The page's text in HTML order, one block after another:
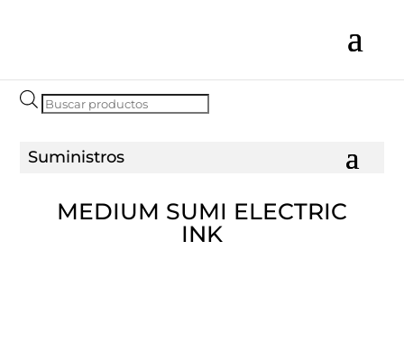
Búsqueda
MEDIUM SUMI ELECTRIC
INK